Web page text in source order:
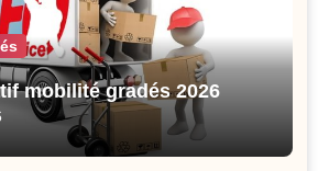
mobilité gradés 2026